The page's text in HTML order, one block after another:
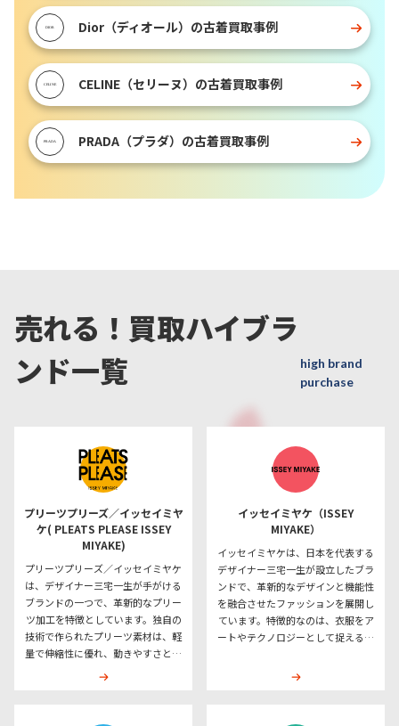
Dior（ディオール）の古着買取事例
CELINE（セリーヌ）の古着買取事例
PRADA（プラダ）の古着買取事例
売れる！買取ハイブラ
ンド一覧
high brand
purchase
プリーツプリーズ／イッセイミヤ
ケ( PLEATS PLEASE ISSEY
MIYAKE)
プリーツプリーズ／イッセイミヤケ
は、デザイナー三宅一生が手がける
ブランドの一つで、革新的なプリー
ツ加工を特徴としています。独自の
技術で作られたプリーツ素材は、軽
量で伸縮性に優れ、動きやすさと快
イッセイミヤケ（ISSEY
MIYAKE）
イッセイミヤケは、日本を代表する
デザイナー三宅一生が設立したブラ
ンドで、革新的なデザインと機能性
を融合させたファッションを展開し
ています。特徴的なのは、衣服をア
ートやテクノロジーとして捉える姿
探求する実験的なアプローチです。
能素材として広く知られています。